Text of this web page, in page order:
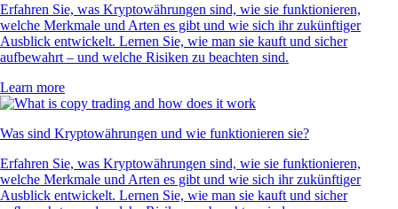
Erfahren Sie, was Kryptowährungen sind, wie sie funktionieren,
welche Merkmale und Arten es gibt und wie sich ihr zukünftiger
Ausblick entwickelt. Lernen Sie, wie man sie kauft und sicher
aufbewahrt – und welche Risiken zu beachten sind.
Learn more
Was sind Kryptowährungen und wie funktionieren sie?
Erfahren Sie, was Kryptowährungen sind, wie sie funktionieren,
welche Merkmale und Arten es gibt und wie sich ihr zukünftiger
Ausblick entwickelt. Lernen Sie, wie man sie kauft und sicher